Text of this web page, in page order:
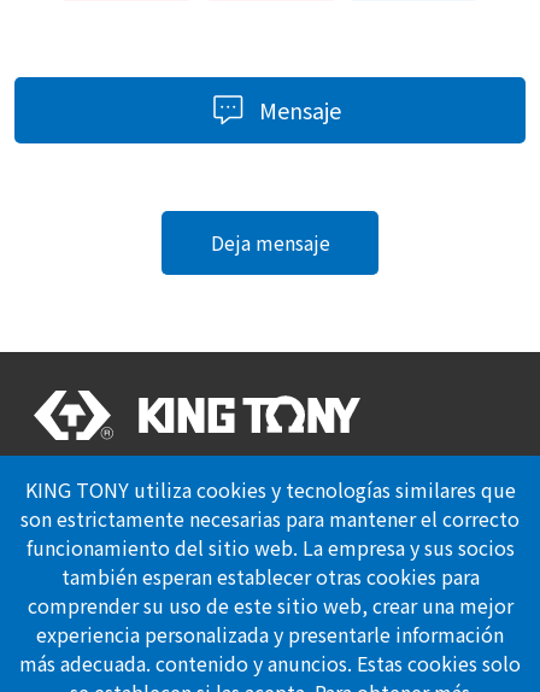
KING TONY utiliza cookies y tecnologías similares que
son estrictamente necesarias para mantener el correcto
funcionamiento del sitio web. La empresa y sus socios
también esperan establecer otras cookies para
comprender su uso de este sitio web, crear una mejor
experiencia personalizada y presentarle información
más adecuada. contenido y anuncios. Estas cookies solo
Mensaje
Deja mensaje
Certificación Profesional
Politica de Privacidad
Síguenos
886-4-23353567
886-4-23353642